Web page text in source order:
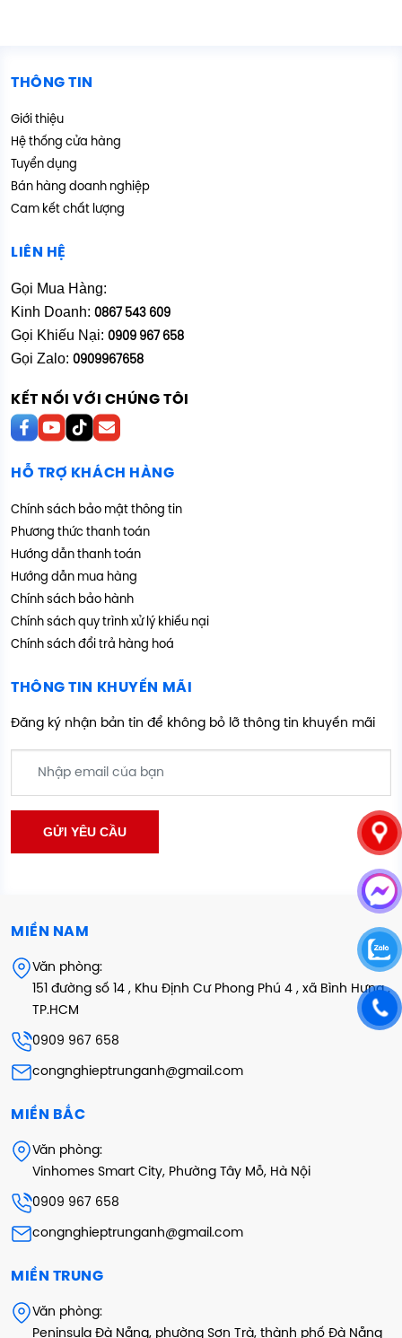
THÔNG TIN
Giới thiệu
Hệ thống cửa hàng
Tuyển dụng
Bán hàng doanh nghiệp
Cam kết chất lượng
LIÊN HỆ
Gọi Mua Hàng:
Kinh Doanh: 0867 543 609
Gọi Khiếu Nại: 0909 967 658
Gọi Zalo: 0909967658
KẾT NỐI VỚI CHÚNG TÔI
HỖ TRỢ KHÁCH HÀNG
Chính sách bảo mật thông tin
Phương thức thanh toán
Hướng dẫn thanh toán
Hướng dẫn mua hàng
Chính sách bảo hành
Chính sách quy trình xử lý khiếu nại
Chính sách đổi trả hàng hoá
THÔNG TIN KHUYẾN MÃI
Đăng ký nhận bản tin để không bỏ lỡ thông tin khuyến mãi
MIỀN NAM
Văn phòng:
151 đường số 14 , Khu Định Cư Phong Phú 4 , xã Bình Hưng ,
TP.HCM
0909 967 658
congnghieptrunganh@gmail.com
MIỀN BẮC
Văn phòng:
Vinhomes Smart City, Phường Tây Mỗ, Hà Nội
0909 967 658
congnghieptrunganh@gmail.com
MIỀN TRUNG
Văn phòng:
Peninsula Đà Nẵng, phường Sơn Trà, thành phố Đà Nẵng